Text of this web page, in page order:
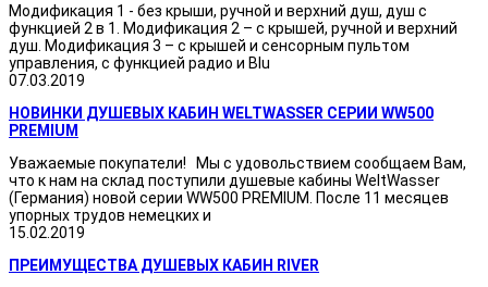
Модификация 1 - без крыши, ручной и верхний душ, душ с
функцией 2 в 1. Модификация 2 – с крышей, ручной и верхний
душ. Модификация 3 – с крышей и сенсорным пультом
управления, с функцией радио и Blu
07.03.2019
НОВИНКИ ДУШЕВЫХ КАБИН WELTWASSER СЕРИИ WW500
PREMIUM
Уважаемые покупатели! Мы с удовольствием сообщаем Вам,
что к нам на склад поступили душевые кабины WeltWasser
(Германия) новой серии WW500 PREMIUM. После 11 месяцев
упорных трудов немецких и
15.02.2019
ПРЕИМУЩЕСТВА ДУШЕВЫХ КАБИН RIVER